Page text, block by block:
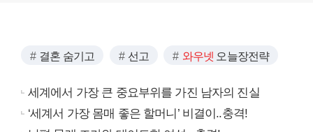
결혼 숨기고 선고 와우넷 오늘장전략
세계에서 가장 큰 중요부위를 가진 남자의 진실
‘세계서 가장 몸매 좋은 할머니’ 비결이..충격!